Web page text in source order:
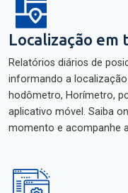
Localização em
Relatórios diários de
informando a
hodômetro, Horímetro,
aplicativo móvel. Saiba
momento e acompanhe